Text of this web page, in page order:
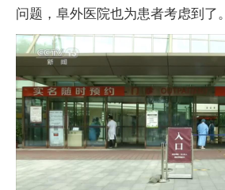
问题，阜外医院也为患者考虑到了。